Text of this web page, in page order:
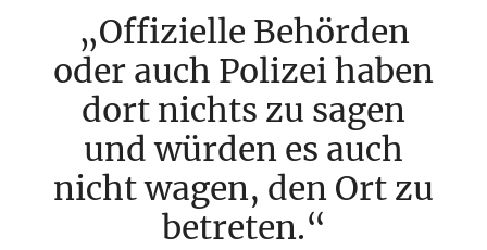
Offizielle Behörden
oder auch Polizei haben
dort nichts zu sagen
und würden es auch
nicht wagen, den Ort zu
betreten.